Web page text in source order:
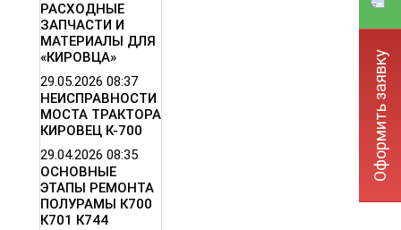
РАСХОДНЫЕ
ЗАПЧАСТИ И
МАТЕРИАЛЫ ДЛЯ
«КИРОВЦА»
29.05.2026 08:37
НЕИСПРАВНОСТИ
МОСТА ТРАКТОРА
КИРОВЕЦ К-700
29.04.2026 08:35
ОСНОВНЫЕ
ЭТАПЫ РЕМОНТА
ПОЛУРАМЫ К700
К701 К744
Оформить заявку